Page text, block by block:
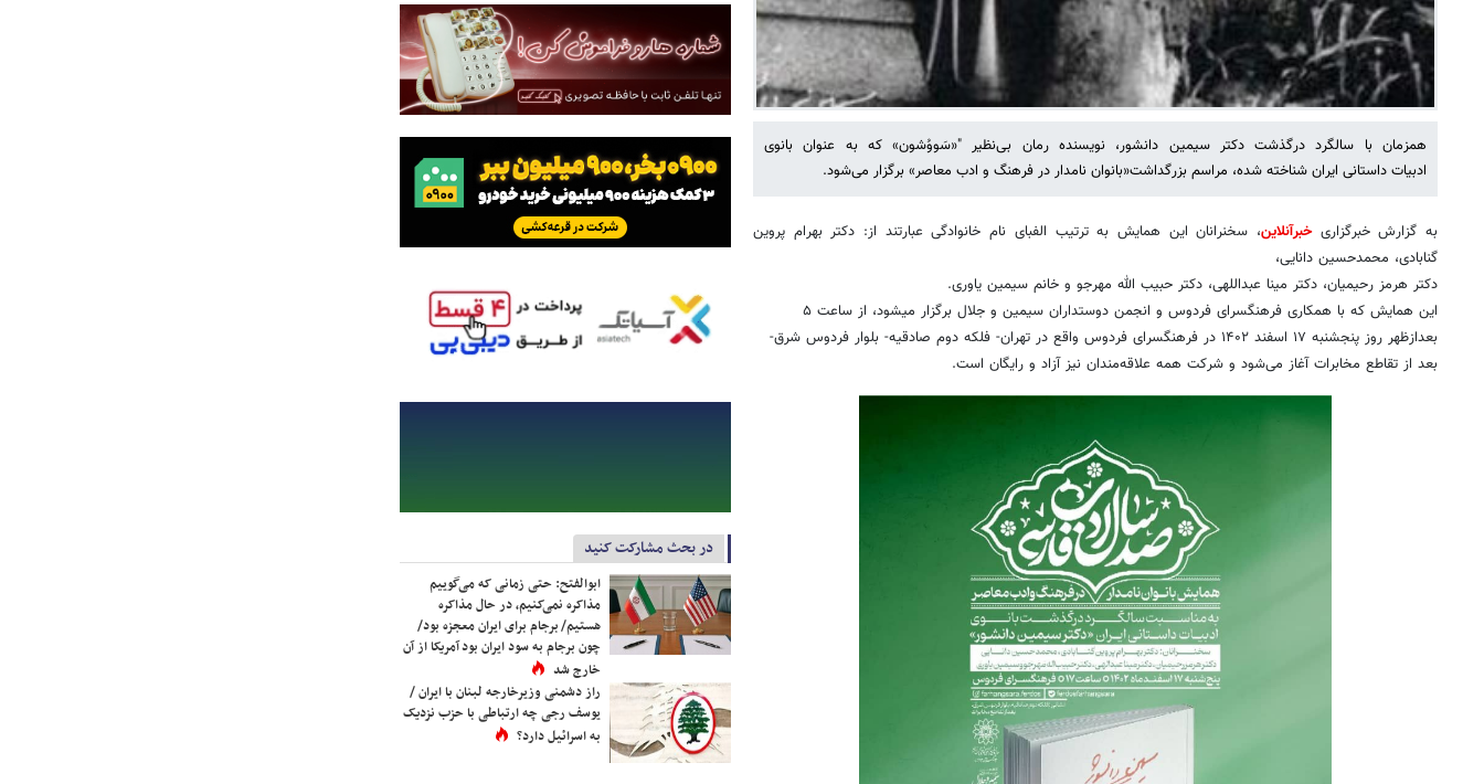
همزمان با سالگرد درگذشت دکتر سیمین دانشور، نویسنده رمان بی‌نظیر "«سَووُشون» که به عنوان بانوی
ادبیات داستانی ایران شناخته شده، مراسم بزرگداشت«بانوان نامدار در فرهنگ و ادب معاصر» برگزار می‌شود.
به گزارش خبرگزاریخبرآنلاین، سخنرانان این همایش به ترتیب الفبای نام خانوادگی عبارتند از: دکتر بهرام پروین
گنابادی، محمدحسین دانایی،
دکتر هرمز رحیمیان، دکتر مینا عبداللهی، دکتر حبیب الله مهرجو و خانم سیمین یاوری.
این همایش که با همکاری فرهنگسرای فردوس و انجمن دوستداران سیمین و جلال برگزار میشود، از ساعت ۵
بعدازظهر روز پنجشنبه ۱۷ اسفند ۱۴۰۲ در فرهنگسرای فردوس واقع در تهران- فلکه دوم صادقیه- بلوار فردوس شرق-
بعد از تقاطع مخابرات آغاز می‌شود و شرکت همه علاقه‌مندان نیز آزاد و رایگان است.
در بحث مشارکت کنید
ابوالفتح: حتی زمانی که می‌گوییم
مذاکره نمی‌کنیم، در حال مذاکره
هستیم/ برجام برای ایران معجزه بود/
چون برجام به سود ایران بود آمریکا از آن
خارج شد
راز دشمنی وزیرخارجه لبنان با ایران /
یوسف رجی چه ارتباطی با حزب نزدیک
به اسرائیل دارد؟